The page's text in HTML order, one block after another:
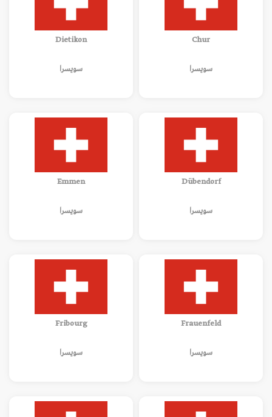
Chur
سويسرا
Dietikon
سويسرا
Dübendorf
سويسرا
Emmen
سويسرا
Frauenfeld
سويسرا
Fribourg
سويسرا